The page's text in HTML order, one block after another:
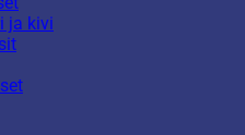
ja kivi